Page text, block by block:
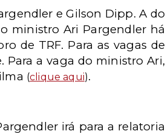
e Gilson Dipp. A do
ministro Ari Pargendler há
de TRF. Para as vagas de
a vaga do ministro Ari,
(clique aqui).
irá para a relatoria